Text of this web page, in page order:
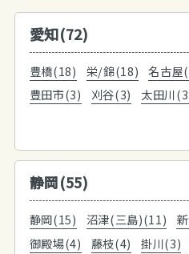
愛知(72)
豊橋(18) 栄/錦(18) 名古屋
豊田市(3)
刈谷(3) 太田川
静岡(55)
静岡(15) 沼津(三島)(11)
御殿場(4)
藤枝(4) 掛川(3)